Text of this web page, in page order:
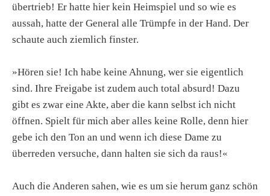
übertrieb! Er hatte hier kein Heimspiel und so wie es
aussah, hatte der General alle Trümpfe in der Hand. Der
schaute auch ziemlich finster.
»Hören sie! Ich habe keine Ahnung, wer sie eigentlich
sind. Ihre Freigabe ist zudem auch total absurd! Dazu
gibt es zwar eine Akte, aber die kann selbst ich nicht
öffnen. Spielt für mich aber alles keine Rolle, denn hier
gebe ich den Ton an und wenn ich diese Dame zu
überreden versuche, dann halten sie sich da raus!«
Auch die Anderen sahen, wie es um sie herum ganz schön